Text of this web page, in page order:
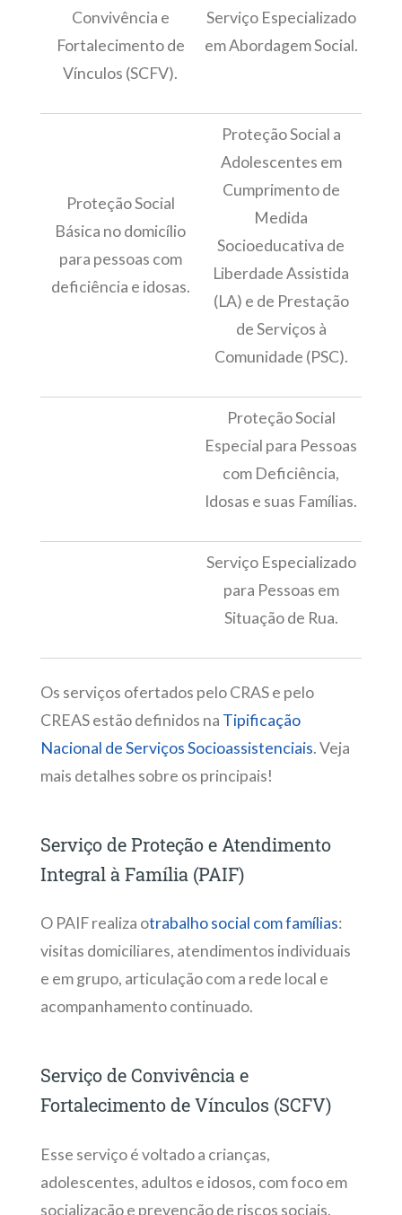
Convivência e
Fortalecimento de
Vínculos (SCFV).
Serviço Especializado
em Abordagem Social.
Proteção Social
Básica no domicílio
para pessoas com
deficiência e idosas.
Proteção Social a
Adolescentes em
Cumprimento de
Medida
Socioeducativa de
Liberdade Assistida
(LA) e de Prestação
de Serviços à
Comunidade (PSC).
Proteção Social
Especial para Pessoas
com Deficiência,
Idosas e suas Famílias.
Serviço Especializado
para Pessoas em
Situação de Rua.
Os serviços ofertados pelo CRAS e pelo
CREAS estão definidos na Tipificação
Nacional de Serviços Socioassistenciais. Veja
mais detalhes sobre os principais!
Serviço de Proteção e Atendimento
Integral à Família (PAIF)
O PAIF realiza otrabalho social com famílias:
visitas domiciliares, atendimentos individuais
e em grupo, articulação com a rede local e
acompanhamento continuado.
Serviço de Convivência e
Fortalecimento de Vínculos (SCFV)
Esse serviço é voltado a crianças,
adolescentes, adultos e idosos, com foco em
socialização e prevenção de riscos sociais.